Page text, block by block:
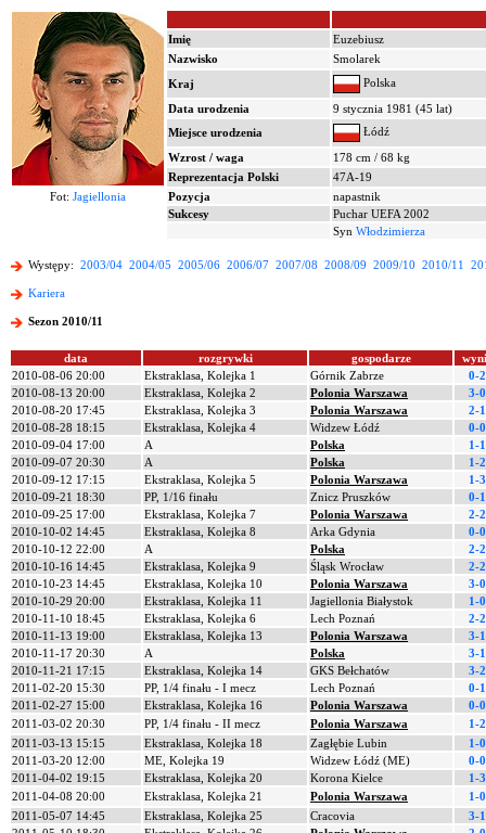
Imię
Euzebiusz
Nazwisko
Smolarek
Kraj
Polska
Data urodzenia
9 stycznia 1981 (45 lat)
Miejsce urodzenia
Łódź
Wzrost / waga
178 cm / 68 kg
Reprezentacja Polski
47A-19
Fot: Jagiellonia Pozycja
napastnik
Sukcesy
Puchar UEFA 2002
Syn Włodzimierza
Występy: 2003/04 2004/05 2005/06 2006/07 2007/08 2008/09 2009/10 2010/11
Kariera
Sezon 2010/11
data rozgrywki gospodarze
2010-08-06 20:00
Ekstraklasa, Kolejka 1 Górnik Zabrze
0-2
2010-08-13 20:00
Ekstraklasa, Kolejka 2 Polonia Warszawa
3-0
2010-08-20 17:45
Ekstraklasa, Kolejka 3 Polonia Warszawa
2-1
2010-08-28 18:15
Ekstraklasa, Kolejka 4 Widzew Łódź
0-0
2010-09-04 17:00
A Polska
1-1
2010-09-07 20:30
A Polska
1-2
2010-09-12 17:15
Ekstraklasa, Kolejka 5 Polonia Warszawa
1-3
2010-09-21 18:30
PP, 1/16 finału Znicz Pruszków
0-1
2010-09-25 17:00
Ekstraklasa, Kolejka 7 Polonia Warszawa
2-2
2010-10-02 14:45
Ekstraklasa, Kolejka 8 Arka Gdynia
0-0
2010-10-12 22:00
A Polska
2-2
2010-10-16 14:45
Ekstraklasa, Kolejka 9 Śląsk Wrocław
2-2
2010-10-23 14:45
Ekstraklasa, Kolejka 10 Polonia Warszawa
3-0
2010-10-29 20:00
Ekstraklasa, Kolejka 11 Jagiellonia Białystok
1-0
2010-11-10 18:45
Ekstraklasa, Kolejka 6 Lech Poznań
2-2
2010-11-13 19:00
Ekstraklasa, Kolejka 13 Polonia Warszawa
3-1
2010-11-17 20:30
A Polska
3-1
2010-11-21 17:15
Ekstraklasa, Kolejka 14 GKS Bełchatów
3-2
2011-02-20 15:30
PP, 1/4 finału - I mecz Lech Poznań
0-1
2011-02-27 15:00
Ekstraklasa, Kolejka 16 Polonia Warszawa
0-0
2011-03-02 20:30
PP, 1/4 finału - II mecz Polonia Warszawa
1-2
2011-03-13 15:15
Ekstraklasa, Kolejka 18 Zagłębie Lubin
1-0
2011-03-20 12:00
ME, Kolejka 19 Widzew Łódź (ME)
0-0
2011-04-02 19:15
Ekstraklasa, Kolejka 20 Korona Kielce
1-3
2011-04-08 20:00
Ekstraklasa, Kolejka 21 Polonia Warszawa
1-0
2011-05-07 14:45
Ekstraklasa, Kolejka 25 Cracovia
3-1